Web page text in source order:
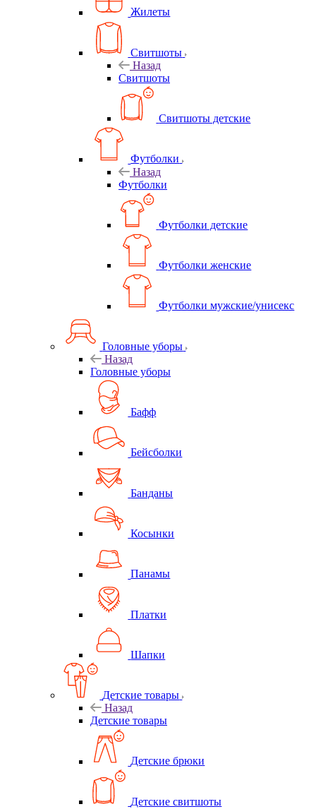
Жилеты
Свитшоты
Назад
Свитшоты
Свитшоты детские
Футболки
Назад
Футболки
Футболки детские
Футболки женские
Футболки мужские/унисекс
Головные уборы
Назад
Головные уборы
Бафф
Бейсболки
Банданы
Косынки
Панамы
Платки
Шапки
Детские товары
Назад
Детские товары
Детские брюки
Детские свитшоты